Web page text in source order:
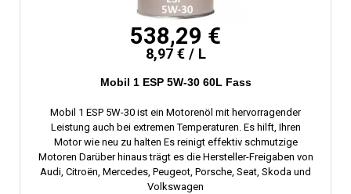
538,29 €
8,97 € / L
Mobil 1 ESP 5W-30 60L Fass
Mobil 1 ESP 5W-30 ist ein Motorenöl mit hervorragender
Leistung auch bei extremen Temperaturen. Es hilft, Ihren
Motor wie neu zu halten Es reinigt effektiv schmutzige
Motoren Darüber hinaus trägt es die Hersteller-Freigaben von
Audi, Citroën, Mercedes, Peugeot, Porsche, Seat, Skoda und
Volkswagen